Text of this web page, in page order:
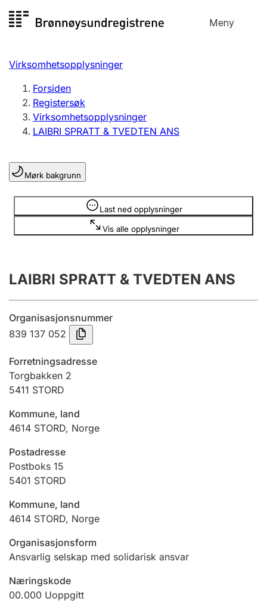
til
Meny
Registersøk
Aksjeselskap
Enkeltpersonforetak
Registrere, endre, slette
Lag og forening
Registrere, endre, slette
Årsregnskap
Innsending og forsinkelsesgebyr
Tinglysing
Jeger
Ektepaktveileder
Andre tema
Virksomhetsopplysninger
Forsiden
Registersøk
Virksomhetsopplysninger
LAIBRI SPRATT & TVEDTEN ANS
Mørk bakgrunn
Last ned opplysninger
Vis alle opplysninger
Opplysninger er skjult
LAIBRI SPRATT & TVEDTEN ANS
Organisasjonsnummer
839 137 052
Forretningsadresse
Torgbakken 2
5411 STORD
Kommune, land
4614 STORD, Norge
Postadresse
Postboks 15
5401 STORD
Kommune, land
4614 STORD, Norge
Organisasjonsform
Ansvarlig selskap med solidarisk ansvar
Næringskode
00.000 Uoppgitt